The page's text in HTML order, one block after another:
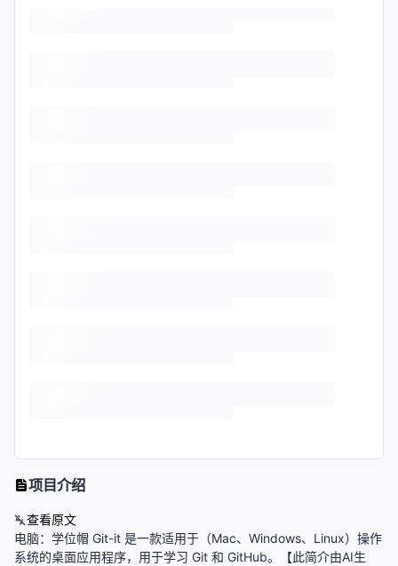
项目介绍
查看原文
电脑：学位帽 Git-it 是一款适用于（Mac、Windows、Linux）操作
系统的桌面应用程序，用于学习 Git 和 GitHub。【此简介由AI生